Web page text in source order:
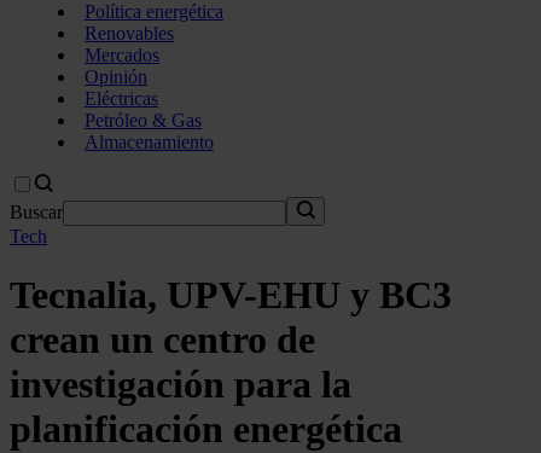
Política energética
Renovables
Mercados
Opinión
Eléctricas
Petróleo & Gas
Almacenamiento
Buscar
Tech
Tecnalia, UPV-EHU y BC3
crean un centro de
investigación para la
planificación energética